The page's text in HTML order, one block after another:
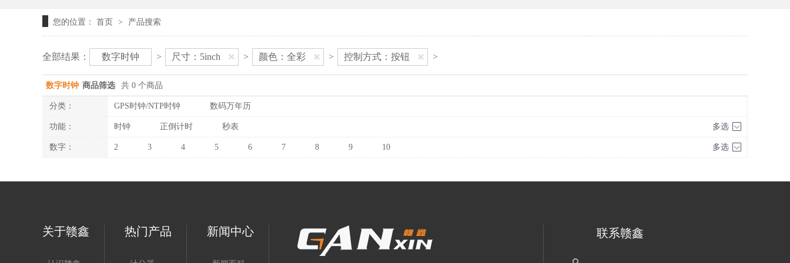
您的位置： 首页 > 产品搜索
全部结果： 数字时钟 > 尺寸：5inch > 颜色：全彩 > 控制方式：按钮 >
数字时钟 商品筛选 共 0 个商品
分类： GPS时钟/NTP时钟 数码万年历
功能： 时钟 正倒计时 秒表 多选
数字： 2 3 4 5 6 7 8 9 10 多选
关于赣鑫 热门产品 新闻中心 联系赣鑫